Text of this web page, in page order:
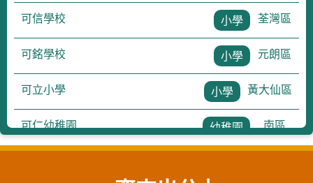
可信學校 小學 荃灣區
可銘學校 小學 元朗區
可立小學 小學 黃大仙區
可仁幼稚園 幼稚園 南區